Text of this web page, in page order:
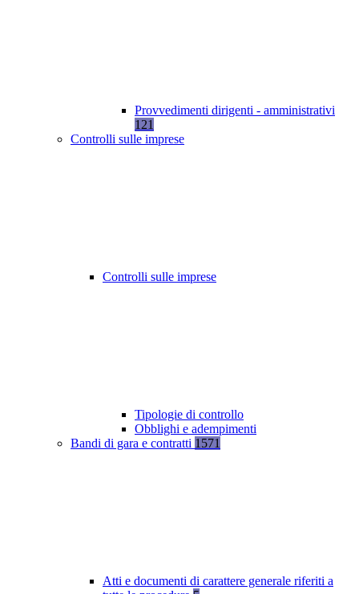
Provvedimenti dirigenti - amministrativi
121
Controlli sulle imprese
Controlli sulle imprese
Tipologie di controllo
Obblighi e adempimenti
Bandi di gara e contratti 1571
Atti e documenti di carattere generale riferiti a